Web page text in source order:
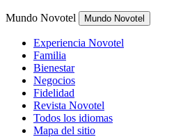
Mundo Novotel Mundo Novotel
Experiencia Novotel
Familia
Bienestar
Negocios
Fidelidad
Revista Novotel
Todos los idiomas
Mapa del sitio